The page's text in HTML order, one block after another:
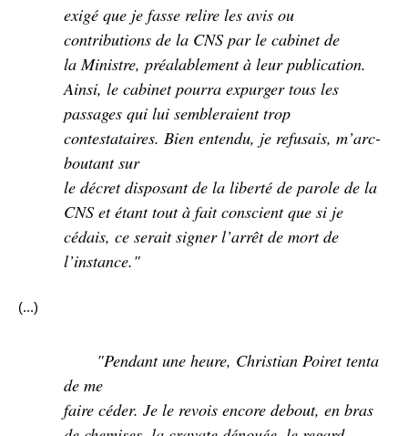
exigé que je fasse relire les avis ou
contributions de la CNS par le cabinet de
la Ministre, préalablement à leur publication.
Ainsi, le cabinet pourra expurger tous les
passages qui lui sembleraient trop
contestataires. Bien entendu, je refusais, m’arc-
boutant sur
le décret disposant de la liberté de parole de la
CNS et étant tout à fait conscient que si je
cédais, ce serait signer l’arrêt de mort de
l’instance."
(...)
"Pendant une heure, Christian Poiret tenta
de me
faire céder. Je le revois encore debout, en bras